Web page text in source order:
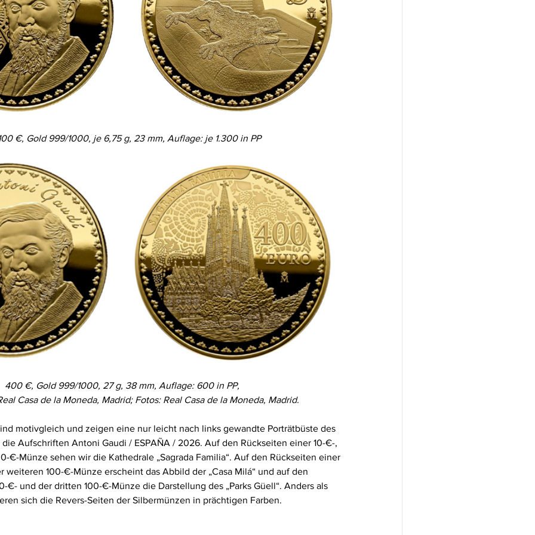
€, Gold 999/1000, je 6,75 g, 23 mm, Auflage: je 1.300 in PP
400 €, Gold 999/1000, 27 g, 38 mm, Auflage: 600 in PP,
Casa de la Moneda, Madrid; Fotos: Real Casa de la Moneda, Madrid.
motivgleich und zeigen eine nur leicht nach links gewandte Porträtbüste des
Aufschriften Antoni Gaudi / ESPAÑA / 2026. Auf den Rückseiten einer 10-€-,
€-Münze sehen wir die Kathedrale „Sagrada Familia“. Auf den Rückseiten einer
weiteren 100-€-Münze erscheint das Abbild der „Casa Milá“ und auf den
€- und der dritten 100-€-Münze die Darstellung des „Parks Güell“. Anders als
sich die Revers-Seiten der Silbermünzen in prächtigen Farben.